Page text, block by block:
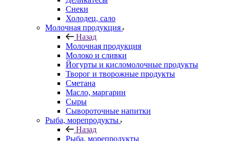
Снеки
Холодец, сало
Молочная продукция
Назад
Молочная продукция
Молоко и сливки
Йогурты и кисломолочные продукты
Творог и творожные продукты
Сметана
Масло, маргарин
Сыры
Сывороточные напитки
Рыба, морепродукты
Назад
Рыба, морепродукты